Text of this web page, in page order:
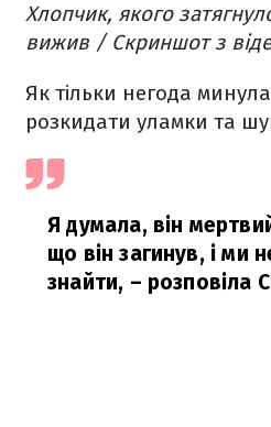
Хлопчик, якого
вижив / Скриншот з
Як тільки негода
розкидати уламки та
Я думала, він
що він загинув, і ми
знайти, – розповіла